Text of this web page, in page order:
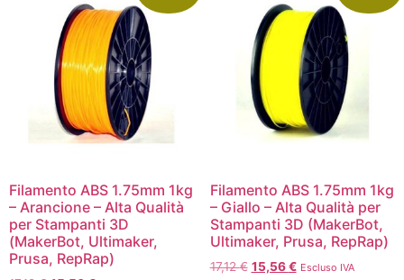
Filamento ABS 1.75mm 1kg
– Arancione – Alta Qualità
per Stampanti 3D
(MakerBot, Ultimaker,
Prusa, RepRap)
Filamento ABS 1.75mm 1kg
– Giallo – Alta Qualità per
Stampanti 3D (MakerBot,
Ultimaker, Prusa, RepRap)
17,12€ 15,56€ Escluso IVA